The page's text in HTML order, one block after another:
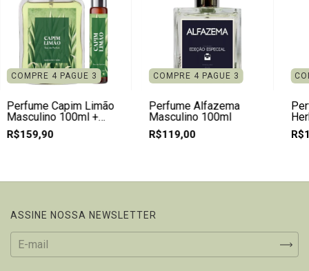
COMPRE 4 PAGUE 3
Perfume Capim Limão
Masculino 100ml +
Spray 10ml Natural
R$159,90
COMPRE 4 PAGUE 3
Perfume Alfazema
Masculino 100ml
R$119,00
-
ASSINE NOSSA NEWSLETTER